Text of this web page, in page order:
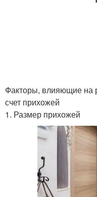
Факторы, влияющие на
счет прихожей
1. Размер прихожей